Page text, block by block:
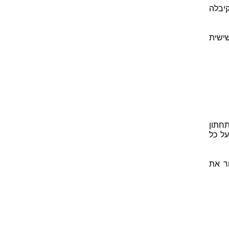
מהווה שישית
התחתון
כל
את